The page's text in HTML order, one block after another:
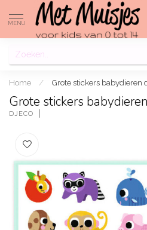
MENU
Home / Grote stickers babydieren
Grote stickers
DJECO